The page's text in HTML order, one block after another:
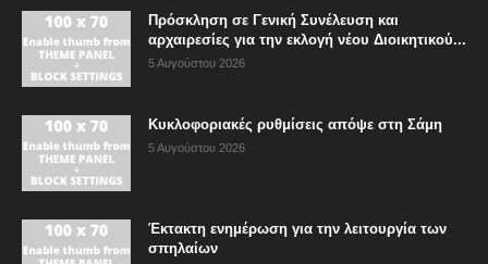
Πρόσκληση σε Γενική Συνέλευση και
αρχαιρεσίες για την εκλογή νέου Διοικητικού...
5 Αυγούστου 2026
Κυκλοφοριακές ρυθμίσεις απόψε στη Σάμη
5 Αυγούστου 2026
Έκτακτη ενημέρωση για την λειτουργία των
σπηλαίων